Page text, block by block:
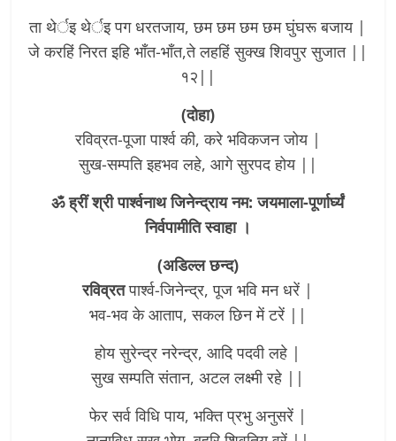
ता थेर्इ थेर्इ पग धरतजाय, छम छम छम छम घुंघरू बजाय |
जे करहिं निरत इहि भाँत-भाँत,ते लहहिं सुक्ख शिवपुर सुजात ||
१२||
(दोहा)
रविव्रत-पूजा पार्श्व की, करे भविकजन जोय |
सुख-सम्पति इहभव लहे, आगे सुरपद होय ||
ॐ ह्रीं श्री पार्श्वनाथ जिनेन्द्राय नम: जयमाला-पूर्णार्घ्यं
निर्वपामीति स्वाहा ।
(अडिल्ल छन्द)
रविव्रतपार्श्व-जिनेन्द्र, पूज भवि मन धरें |
भव-भव के आताप, सकल छिन में टरें ||
होय सुरेन्द्र नरेन्द्र, आदि पदवी लहे |
सुख सम्पति संतान, अटल लक्ष्मी रहे ||
फेर सर्व विधि पाय, भक्ति प्रभु अनुसरें |